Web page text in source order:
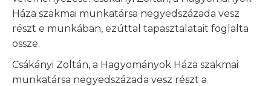
Háza szakmai munkatársa negyedszázada vesz
részt e munkában, ezúttal tapasztalatait foglalta
össze.
Csákányi Zoltán, a Hagyományok Háza szakmai
munkatársa negyedszázada vesz részt a